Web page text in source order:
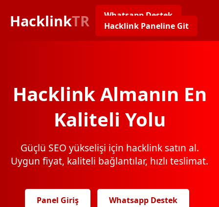
HacklinkTR
Whatsapp Destek
Hacklink Paneline Git
Hacklink Almanın En
Kaliteli Yolu
Güçlü SEO yükselişi için hacklink satın al.
Uygun fiyat, kaliteli bağlantılar, hızlı teslimat.
Panel Giriş Whatsapp Destek